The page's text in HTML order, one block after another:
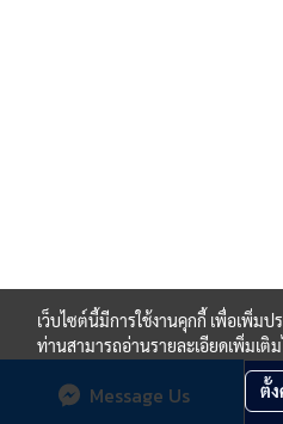
Message Us
เว็บไซต์นี้มีการใช้งานคุกกี้ เพื่อเพิ่ม
ท่านสามารถอ่านรายละเอียดเพิ่มเติ
ตั้